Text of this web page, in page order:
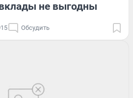
не выгодны
Обсудить